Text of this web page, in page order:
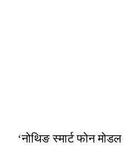
‘नोथिङ स्मार्ट फोन